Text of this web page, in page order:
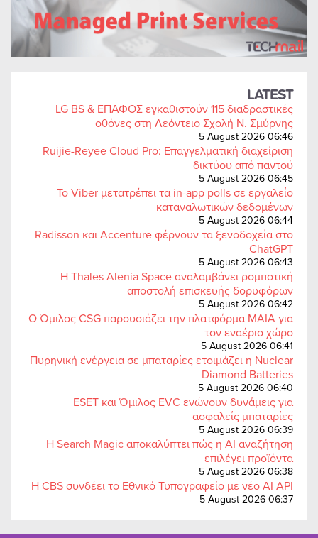
LATEST
LG BS & ΕΠΑΦΟΣ εγκαθιστούν 115 διαδραστικές
οθόνες στη Λεόντειο Σχολή Ν. Σμύρνης
5 August 2026 06:46
Ruijie-Reyee Cloud Pro: Επαγγελματική διαχείριση
δικτύου από παντού
5 August 2026 06:45
Το Viber μετατρέπει τα in-app polls σε εργαλείο
καταναλωτικών δεδομένων
5 August 2026 06:44
Radisson και Accenture φέρνουν τα ξενοδοχεία στο
ChatGPT
5 August 2026 06:43
Η Thales Alenia Space αναλαμβάνει ρομποτική
αποστολή επισκευής δορυφόρων
5 August 2026 06:42
Ο Όμιλος CSG παρουσιάζει την πλατφόρμα MAIA για
τον εναέριο χώρο
5 August 2026 06:41
Πυρηνική ενέργεια σε μπαταρίες ετοιμάζει η Nuclear
Diamond Batteries
5 August 2026 06:40
ESET και Όμιλος EVC ενώνουν δυνάμεις για
ασφαλείς μπαταρίες
5 August 2026 06:39
Η Search Magic αποκαλύπτει πώς η AI αναζήτηση
επιλέγει προϊόντα
5 August 2026 06:38
Η CBS συνδέει το Εθνικό Τυπογραφείο με νέο AI API
5 August 2026 06:37